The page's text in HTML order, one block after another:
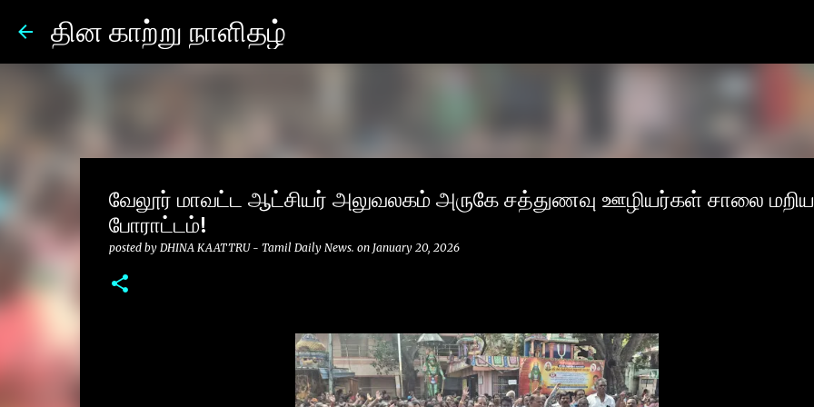
தின காற்று நாளிதழ்
வேலூர் மாவட்ட ஆட்சியர் அலுவலகம் அருகே சத்துணவு ஊழியர்கள் சாலை
போராட்டம்!
posted by DHINA KAATTRU - Tamil Daily News. on January 20, 2026